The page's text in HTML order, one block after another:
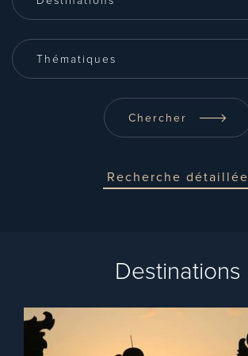
Thématiques
Chercher
Recherche détaillée
Destinations